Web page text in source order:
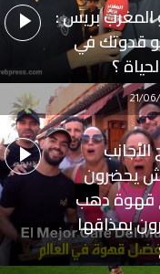
المغرب بريس :
قدوتك في
؟
الأجانب
يحضرون
قهوة دهب
بمذاقها
21/